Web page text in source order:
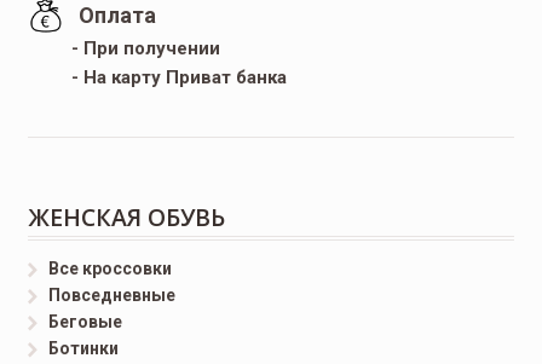
Оплата
- При получении
- На карту Приват банка
ЖЕНСКАЯ ОБУВЬ
Все кроссовки
Повседневные
Беговые
Ботинки